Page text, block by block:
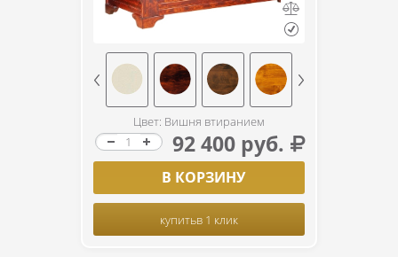
Цвет: Вишня втиранием
92 400 руб.
В КОРЗИНУ
купитьв 1 клик